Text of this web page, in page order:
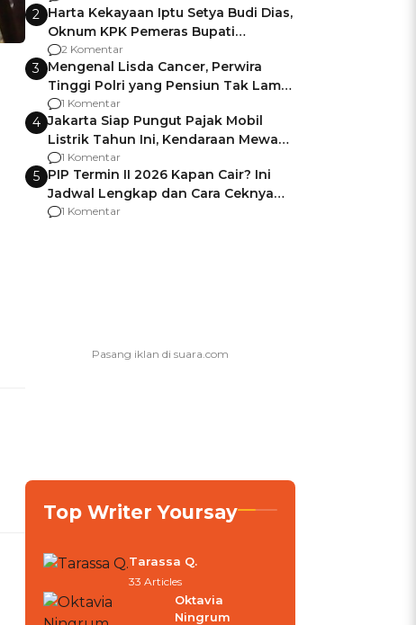
2 Harta Kekayaan Iptu Setya Budi Dias,
Oknum KPK Pemeras Bupati
Pemalang
2 Komentar
3 Mengenal Lisda Cancer, Perwira
Tinggi Polri yang Pensiun Tak Lama
Usai Jadi Brigjen
1 Komentar
4 Jakarta Siap Pungut Pajak Mobil
Listrik Tahun Ini, Kendaraan Mewah
Kena hingga 75% PKB
1 Komentar
5 PIP Termin II 2026 Kapan Cair? Ini
Jadwal Lengkap dan Cara Ceknya
agar Dana Tidak Hangus!
1 Komentar
Top Writer Yoursay
Tarassa Q.
33 Articles
Oktavia
Ningrum